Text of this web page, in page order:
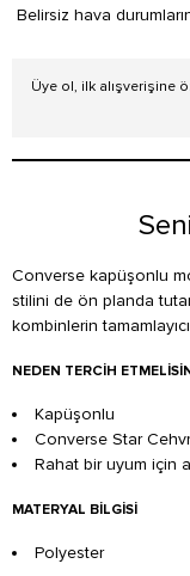
Belirsiz hava
Üye ol, ilk alışverişine
Converse kapüşonlu
stilini de ön planda
kombinlerin
NEDEN TERCIH
Kapüşonlu
Converse Star
Rahat bir uyum için
MATERYAL BILGISI
Polyester